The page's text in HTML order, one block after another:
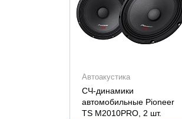
Автоакустика
СЧ-динамики
автомобильные Pioneer
TS M2010PRO, 2 шт.